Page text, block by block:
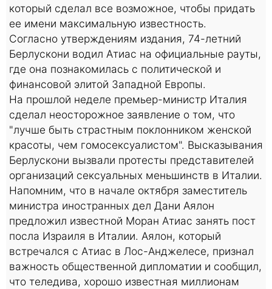
который сделал все возможное, чтобы придать
ее имени максимальную известность.
Согласно утверждениям издания, 74-летний
Берлускони водил Атиас на официальные рауты,
где она познакомилась с политической и
финансовой элитой Западной Европы.
На прошлой неделе премьер-министр Италия
сделал неосторожное заявление о том, что
"лучше быть страстным поклонником женской
красоты, чем гомосексуалистом". Высказывания
Берлускони вызвали протесты представителей
организаций сексуальных меньшинств в Италии.
Напомним, что в начале октября заместитель
министра иностранных дел Дани Аялон
предложил известной Моран Атиас занять пост
посла Израиля в Италии. Аялон, который
встречался с Атиас в Лос-Анджелесе, признал
важность общественной дипломатии и сообщил,
что теледива, хорошо известная миллионам